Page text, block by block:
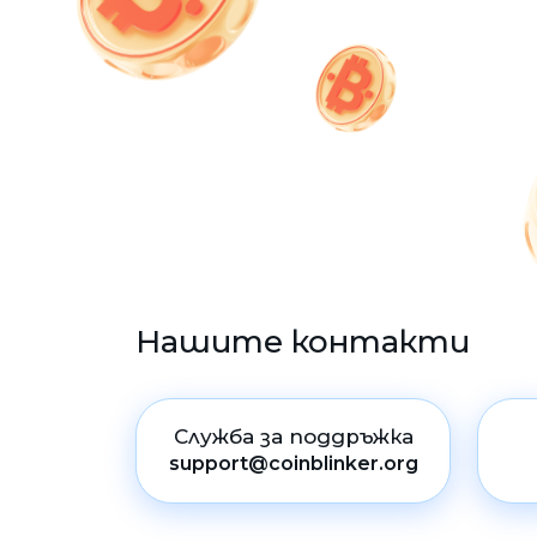
Нашите контакти
Служба за поддръжка
support@coinblinker.org